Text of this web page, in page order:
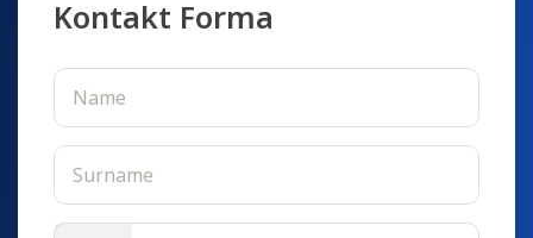
Kontakt Forma